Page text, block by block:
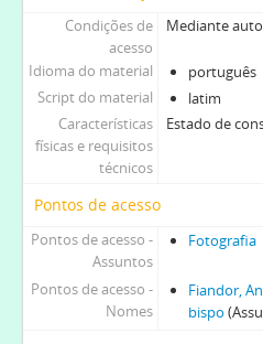
Condições de
acesso
Mediante
Idioma do material
português
Script do material
latim
Características
físicas e requisitos
técnicos
Estado de
Pontos de acesso
Pontos de acesso -
Assuntos
Fotografia
Pontos de acesso -
Nomes
Fiandor,
bispo